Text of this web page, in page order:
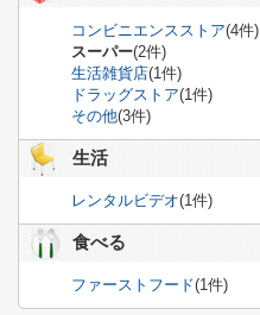
コンビニエンスストア(4件)
スーパー(2件)
生活雑貨店(1件)
ドラッグストア(1件)
その他(3件)
生活
レンタルビデオ(1件)
食べる
ファーストフード(1件)